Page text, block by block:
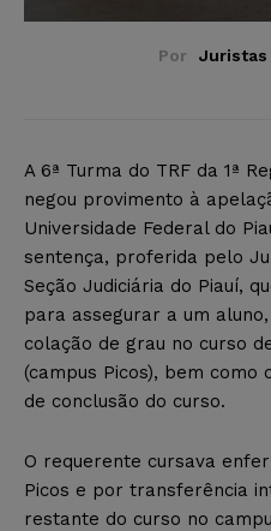
Por Juristas
A 6ª Turma do TRF da 1ª
negou provimento à
Universidade Federal do
sentença, proferida pelo
Seção Judiciária do Piauí,
para assegurar a um
colação de grau no curso
(campus Picos), bem
de conclusão do curso.
O requerente cursava
Picos e por transferência
restante do curso no